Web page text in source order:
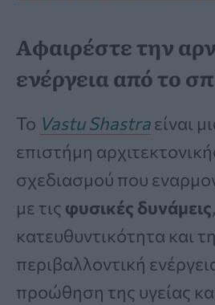
Αφαιρέστε την
ενέργεια από το
Το Vastu Shastraείναι
επιστήμη
σχεδιασμού που
με τις φυσικές δυνάμεις
κατευθυντικότητα και
περιβαλλοντική
προώθηση της υγείας